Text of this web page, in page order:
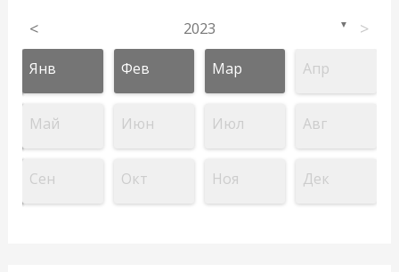
< 2023 ▼ >
Янв Фев Мар Апр
Май Июн Июл Авг
Сен Окт Ноя Дек